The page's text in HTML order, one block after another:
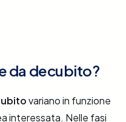
da decubito?
variano in funzione
interessata. Nelle fasi